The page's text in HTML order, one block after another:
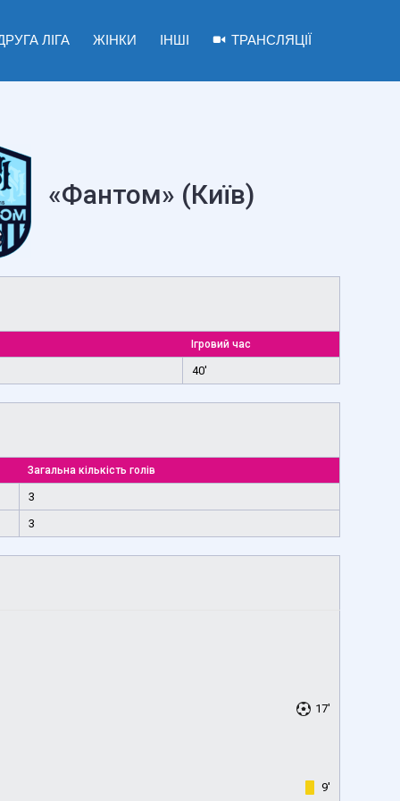
ЛІГА ЖІНКИ ІНШІ ТРАНСЛЯЦІЇ
«Фантом» (Київ)
Ігровий час
40'
Загальна кількість голів
3
3
17'
9'